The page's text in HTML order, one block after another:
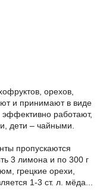
орехов,
и принимают в виде
работают,
дети – чайными.
пропускаются
3 лимона и по 300 г
грецкие орехи,
1-3 ст. л. мёда...